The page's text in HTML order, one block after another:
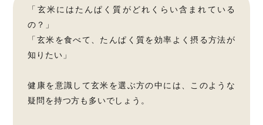
「玄米にはたんぱく質がどれくらい含まれている
の？」
「玄米を食べて、たんぱく質を効率よく摂る方法が
知りたい」
健康を意識して玄米を選ぶ方の中には、このような
疑問を持つ方も多いでしょう。